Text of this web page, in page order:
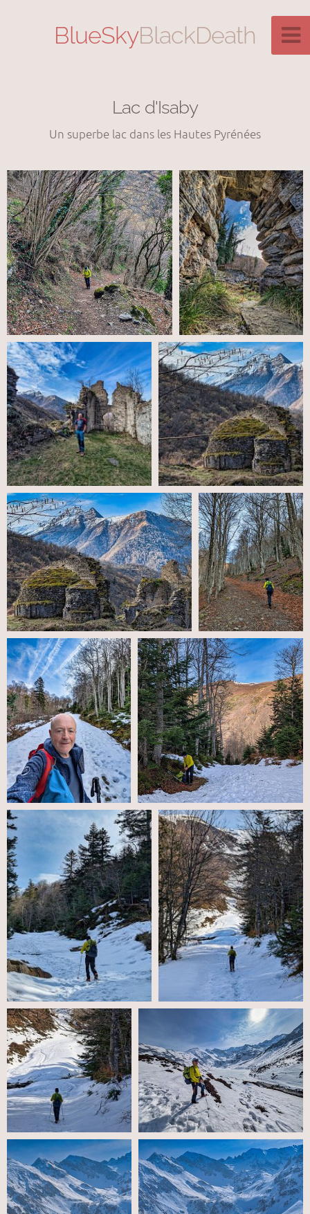
BlueSkyBlackDeath
Lac d'Isaby
Un superbe lac dans les Hautes Pyrénées